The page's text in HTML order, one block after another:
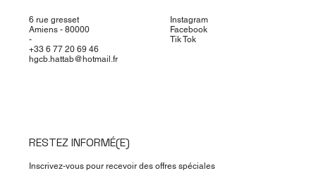
6 rue gresset
Amiens - 80000
-
‪+33 6 77 20 69 46‬
hgcb.hattab@hotmail.fr
Instagram
Facebook
Tik Tok
RESTEZ INFORMÉ(E)
Inscrivez-vous pour recevoir des offres spéciales